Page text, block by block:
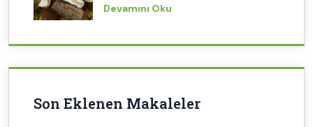
Devamını Oku
Son Eklenen Makaleler